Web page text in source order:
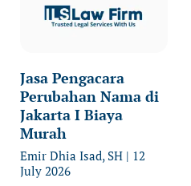
Jasa Pengacara
Perubahan Nama di
Jakarta I Biaya
Murah
Emir Dhia Isad, SH
12
July 2026